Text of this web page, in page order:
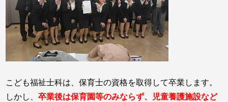
こども福祉士科は、保育士の資格を取得して卒業します。
しかし、卒業後は保育園等のみならず、児童養護施設など